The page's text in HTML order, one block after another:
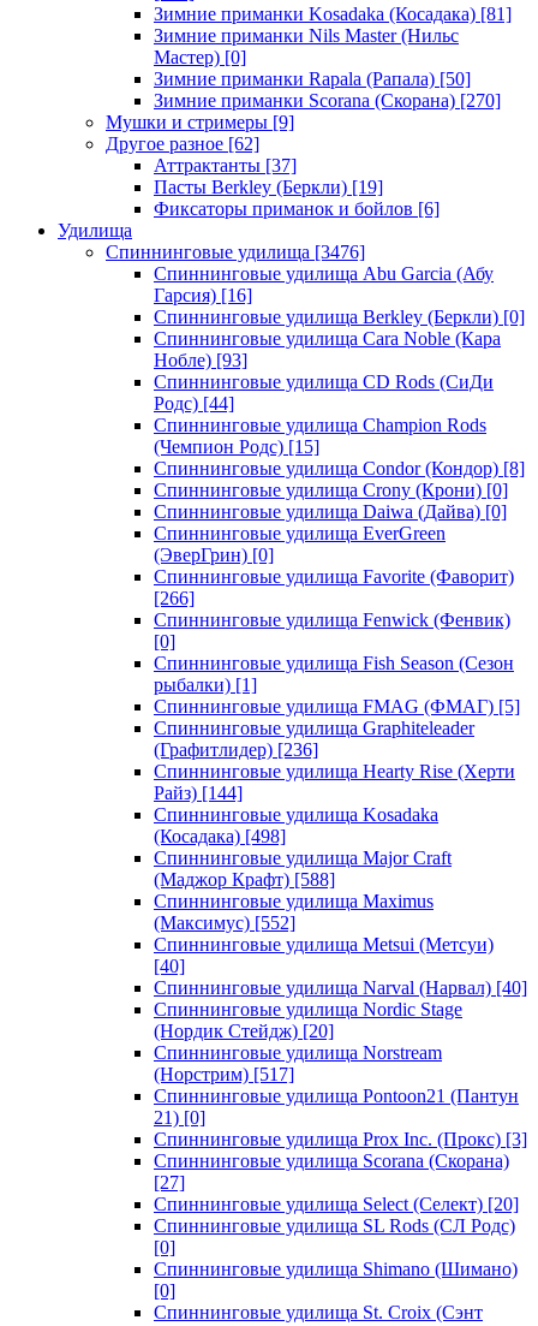
Зимние приманки Kosadaka (Косадака) [81]
Зимние приманки Nils Master (Нильс
Мастер) [0]
Зимние приманки Rapala (Рапала) [50]
Зимние приманки Scorana (Скорана) [270]
Мушки и стримеры [9]
Другое разное [62]
Аттрактанты [37]
Пасты Berkley (Беркли) [19]
Фиксаторы приманок и бойлов [6]
Удилища
Спиннинговые удилища [3476]
Спиннинговые удилища Abu Garcia (Абу
Гарсия) [16]
Спиннинговые удилища Berkley (Беркли) [0]
Спиннинговые удилища Cara Noble (Кара
Нобле) [93]
Спиннинговые удилища CD Rods (СиДи
Родс) [44]
Спиннинговые удилища Champion Rods
(Чемпион Родс) [15]
Спиннинговые удилища Condor (Кондор) [8]
Спиннинговые удилища Crony (Крони) [0]
Спиннинговые удилища Daiwa (Дайва) [0]
Спиннинговые удилища EverGreen
(ЭверГрин) [0]
Спиннинговые удилища Favorite (Фаворит)
[266]
Спиннинговые удилища Fenwick (Фенвик)
[0]
Спиннинговые удилища Fish Season (Сезон
рыбалки) [1]
Спиннинговые удилища FMAG (ФМАГ) [5]
Спиннинговые удилища Graphiteleader
(Графитлидер) [236]
Спиннинговые удилища Hearty Rise (Херти
Райз) [144]
Спиннинговые удилища Kosadaka
(Косадака) [498]
Спиннинговые удилища Major Craft
(Маджор Крафт) [588]
Спиннинговые удилища Maximus
(Максимус) [552]
Спиннинговые удилища Metsui (Метсуи)
[40]
Спиннинговые удилища Narval (Нарвал) [40]
Спиннинговые удилища Nordic Stage
(Нордик Стейдж) [20]
Спиннинговые удилища Norstream
(Норстрим) [517]
Спиннинговые удилища Pontoon21 (Пантун
21) [0]
Спиннинговые удилища Prox Inc. (Прокс) [3]
Спиннинговые удилища Scorana (Скорана)
[27]
Спиннинговые удилища Select (Селект) [20]
Спиннинговые удилища SL Rods (СЛ Родс)
[0]
Спиннинговые удилища Shimano (Шимано)
[0]
Спиннинговые удилища St. Croix (Сэнт